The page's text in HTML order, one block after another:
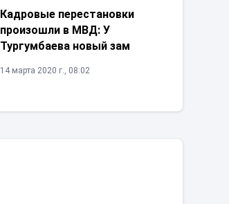
Кадровые перестановки
произошли в МВД: У
Тургумбаева новый зам
14 марта 2020 г., 08:02